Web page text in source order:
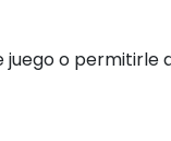
o permitirle